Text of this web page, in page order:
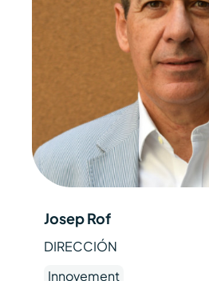
Josep Rof
DIRECCIÓN
Innovement